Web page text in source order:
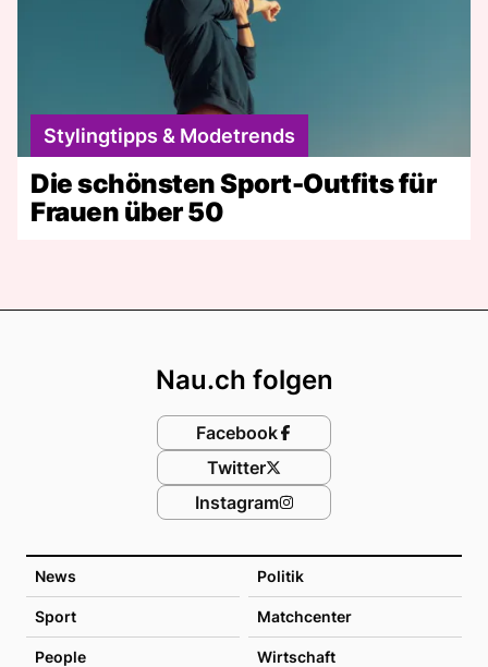
Stylingtipps & Modetrends
Die schönsten Sport-Outfits für
Frauen über 50
News Politik
Sport Matchcenter
People Wirtschaft
Nau.ch folgen
Facebook
Twitter
Instagram